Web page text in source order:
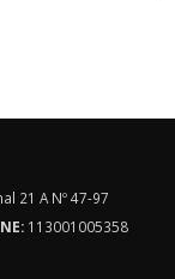
21 A Nº 47-97
113001005358